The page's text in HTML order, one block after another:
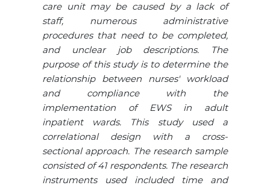
care unit may be caused by a lack of
staff, numerous administrative
procedures that need to be completed,
and unclear job descriptions. The
purpose of this study is to determine the
relationship between nurses' workload
and compliance with the
implementation of EWS in adult
inpatient wards. This study used a
correlational design with a cross-
sectional approach. The research sample
consisted of 41 respondents. The research
instruments used included time and